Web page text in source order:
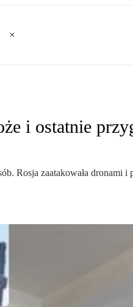
i ostatnie
Rosja zaatakowała